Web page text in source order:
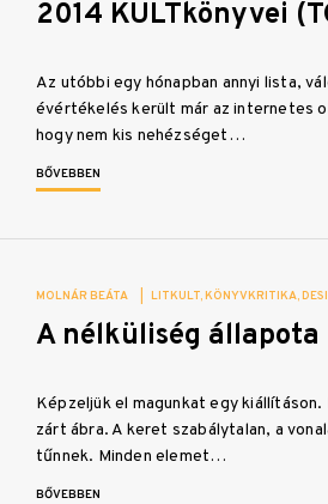
2014 KULTkönyvei
Az utóbbi egy hónapban annyi lista,
évértékelés került már az internetes
hogy nem kis nehézséget…
BŐVEBBEN
MOLNÁR BEÁTA LITKULT KÖNYVKRITIKA
A nélküliség állapota
Képzeljük el magunkat egy
zárt ábra. A keret szabálytalan, a
tűnnek. Minden elemet…
BŐVEBBEN